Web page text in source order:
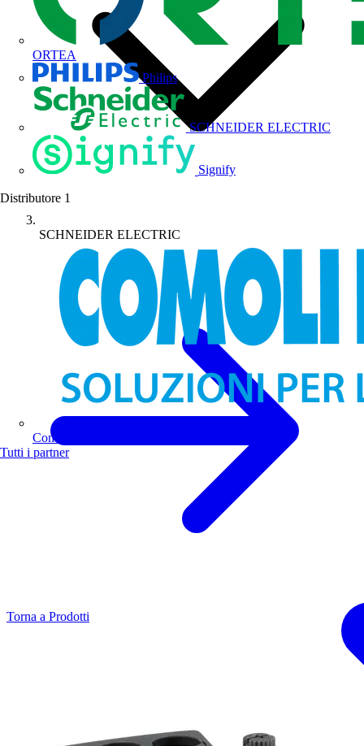
ORTEA
Philips
SCHNEIDER ELECTRIC
Signify
Distributore 1
Comoli Ferrari
Tutti i partner
SCHNEIDER ELECTRIC
Torna a Prodotti